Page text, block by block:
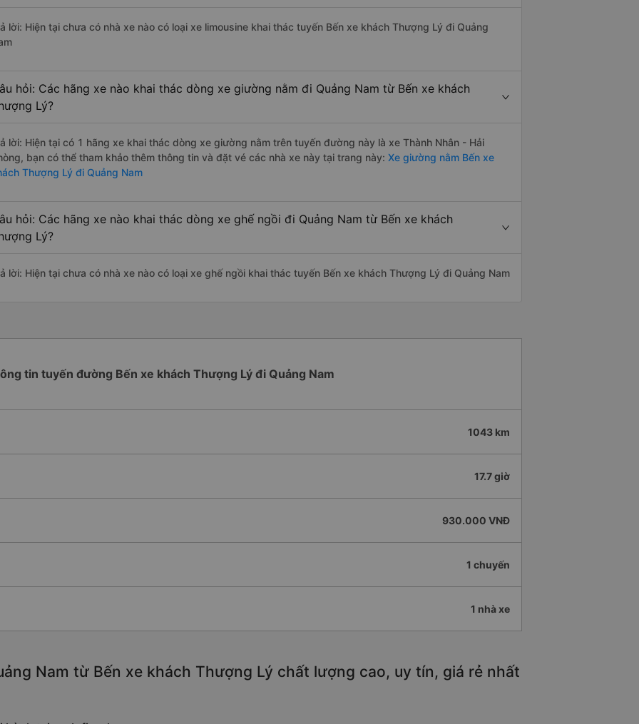
lời: Hiện tại chưa có nhà xe nào có loại xe limousine khai thác tuyến Bến xe khách Thượng Lý đi Quảng
hỏi: Các hãng xe nào khai thác dòng xe giường nằm đi Quảng Nam từ Bến xe khách
Lý?
lời: Hiện tại có 1 hãng xe khai thác dòng xe giường nằm trên tuyến đường này là xe Thành Nhân - Hải
bạn có thể tham khảo thêm thông tin và đặt vé các nhà xe này tại trang này: Xe giường nằm Bến xe
Thượng Lý đi Quảng Nam
hỏi: Các hãng xe nào khai thác dòng xe ghế ngồi đi Quảng Nam từ Bến xe khách
Lý?
lời: Hiện tại chưa có nhà xe nào có loại xe ghế ngồi khai thác tuyến Bến xe khách Thượng Lý đi Quảng Nam
tin tuyến đường Bến xe khách Thượng Lý đi Quảng Nam
1043 km
17.7 giờ
930.000 VNĐ
1 chuyến
1 nhà xe
Nam từ Bến xe khách Thượng Lý chất lượng cao, uy tín, giá rẻ nhất